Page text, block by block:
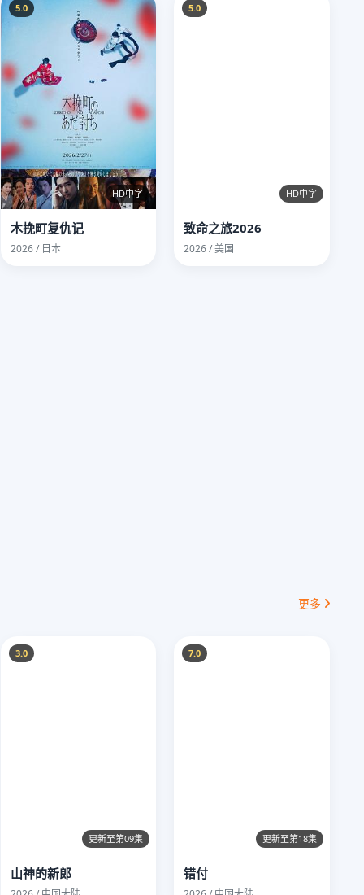
5.0
HD中字
木挽町复仇记
2026 / 日本
5.0
HD中字
致命之旅2026
2026 / 美国
更多
3.0
更新至第09集
山神的新郎
7.0
更新至第18集
错付